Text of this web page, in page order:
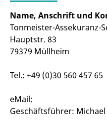
Name, Anschrift und
Tonmeister-Assekuranz-
Hauptstr. 83
79379 Müllheim
Tel.: +49 (0)30 560 457 65
eMail:
Geschäftsführer: Michael